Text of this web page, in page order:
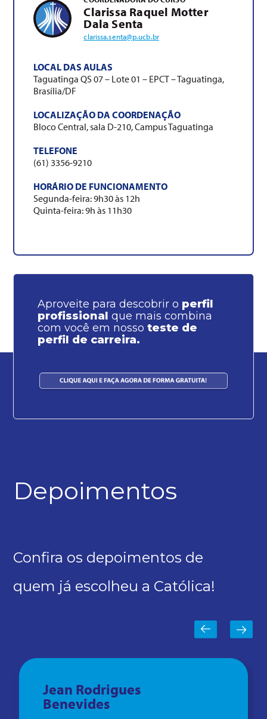
Clarissa Raquel Motter
Dala Senta
clarissa.senta@p.ucb.br
LOCAL DAS AULAS
Taguatinga QS 07 – Lote 01 – EPCT – Taguatinga,
Brasília/DF
LOCALIZAÇÃO DA COORDENAÇÃO
Bloco Central, sala D-210, Campus Taguatinga
TELEFONE
(61) 3356-9210
HORÁRIO DE FUNCIONAMENTO
Segunda-feira: 9h30 às 12h
Quinta-feira: 9h às 11h30
Aproveite para descobrir o perfil
profissional que mais combina
com você em nossoteste de
perfil de carreira.
Depoimentos
Confira os depoimentos de
quem já escolheu a Católica!
Jean Rodrigues
Benevides